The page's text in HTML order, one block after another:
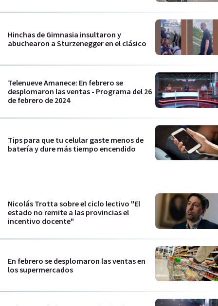
Hinchas de Gimnasia insultaron y
abuchearon a Sturzenegger en el clásico
Telenueve Amanece: En febrero se
desplomaron las ventas - Programa del 26
de febrero de 2024
Tips para que tu celular gaste menos de
batería y dure más tiempo encendido
Nicolás Trotta sobre el ciclo lectivo "El
estado no remite a las provincias el
incentivo docente"
En febrero se desplomaron las ventas en
los supermercados